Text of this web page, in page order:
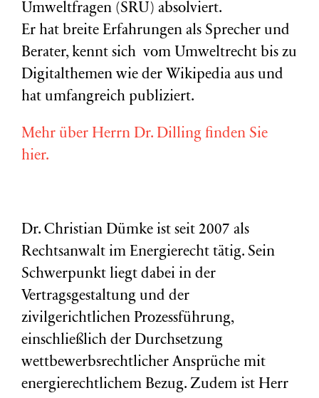
Umweltfragen (SRU) absolviert.
Er hat breite Erfahrungen als Sprecher und
Berater, kennt sich vom Umweltrecht bis zu
Digitalthemen wie der Wikipedia aus und
hat umfangreich publiziert.
Mehr über Herrn Dr. Dilling finden Sie
hier.
Dr. Christian Dümke ist seit 2007 als
Rechtsanwalt im Energierecht tätig. Sein
Schwerpunkt liegt dabei in der
Vertragsgestaltung und der
zivilgerichtlichen Prozessführung,
einschließlich der Durchsetzung
wettbewerbsrechtlicher Ansprüche mit
energierechtlichem Bezug. Zudem ist Herr